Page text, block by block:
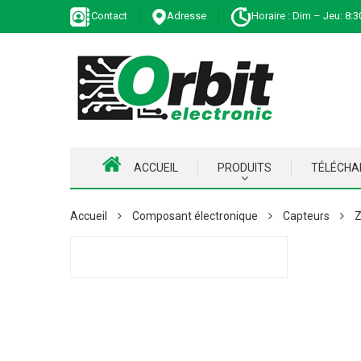
Contact Adresse Horaire : Dim – Jeu:
ACCUEIL PRODUITS
Accueil Composant électronique Capteurs